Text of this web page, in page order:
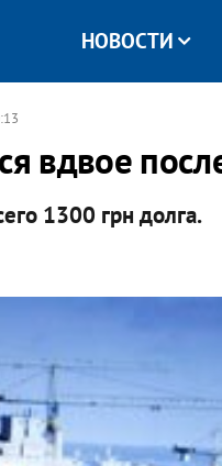
НОВОСТИ
вдвое
1300 грн долга.